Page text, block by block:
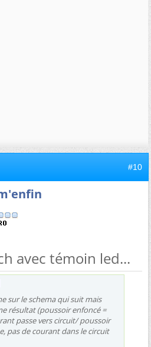
#10
avec témoin led...
sur le schema qui suit mais
résultat (poussoir enfoncé =
passe vers circuit/ poussoir
pas de courant dans le circuit